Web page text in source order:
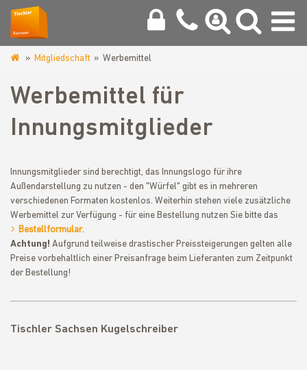
vogtland.de
Mitgliedschaft Werbemittel
Werbemittel für
Innungsmitglieder
Innungsmitglieder sind berechtigt, das Innungslogo für ihre
Außendarstellung zu nutzen - den "Würfel" gibt es in mehreren
verschiedenen Formaten kostenlos. Weiterhin stehen viele zusätzliche
Werbemittel zur Verfügung - für eine Bestellung nutzen Sie bitte das
Bestellformular.
Achtung! Aufgrund teilweise drastischer Preissteigerungen gelten alle
Preise vorbehaltlich einer Preisanfrage beim Lieferanten zum Zeitpunkt
der Bestellung!
Tischler Sachsen Kugelschreiber